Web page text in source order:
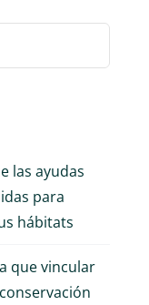
las ayudas
para
hábitats
que vincular